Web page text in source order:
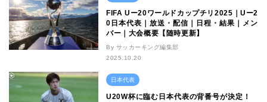
FIFA Uー20ワールドカップチリ2025｜Uー2
0日本代表｜放送・配信｜日程・結果｜メン
バー｜大会概要【随時更新】
By サッカーキング編集部
2025.10.20
日本代表
U20W杯に臨む日本代表の背番号が決定！